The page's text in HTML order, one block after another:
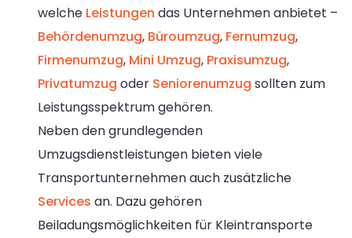
welche Leistungen das Unternehmen anbietet –
Behördenumzug, Büroumzug, Fernumzug,
Firmenumzug, Mini Umzug, Praxisumzug,
Privatumzug oder Seniorenumzug sollten zum
Leistungsspektrum gehören.
Neben den grundlegenden
Umzugsdienstleistungen bieten viele
Transportunternehmen auch zusätzliche
Services an. Dazu gehören
Beiladungsmöglichkeiten für Kleintransporte